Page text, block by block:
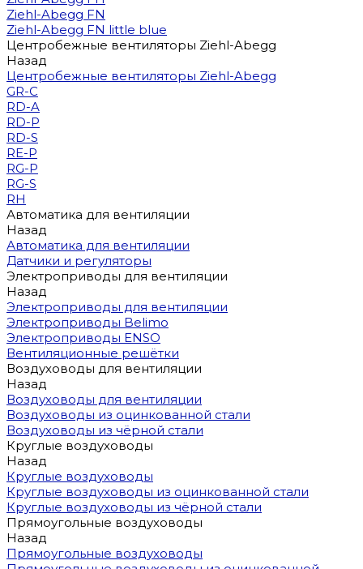
Ziehl-Abegg FN
Ziehl-Abegg FN little blue
Центробежные вентиляторы Ziehl-Abegg
Назад
Центробежные вентиляторы Ziehl-Abegg
GR-C
RD-A
RD-P
RD-S
RE-P
RG-P
RG-S
RH
Автоматика для вентиляции
Назад
Автоматика для вентиляции
Датчики и регуляторы
Электроприводы для вентиляции
Назад
Электроприводы для вентиляции
Электроприводы Belimo
Электроприводы ENSO
Вентиляционные решётки
Воздуховоды для вентиляции
Назад
Воздуховоды для вентиляции
Воздуховоды из оцинкованной стали
Воздуховоды из чёрной стали
Круглые воздуховоды
Назад
Круглые воздуховоды
Круглые воздуховоды из оцинкованной стали
Круглые воздуховоды из чёрной стали
Прямоугольные воздуховоды
Назад
Прямоугольные воздуховоды